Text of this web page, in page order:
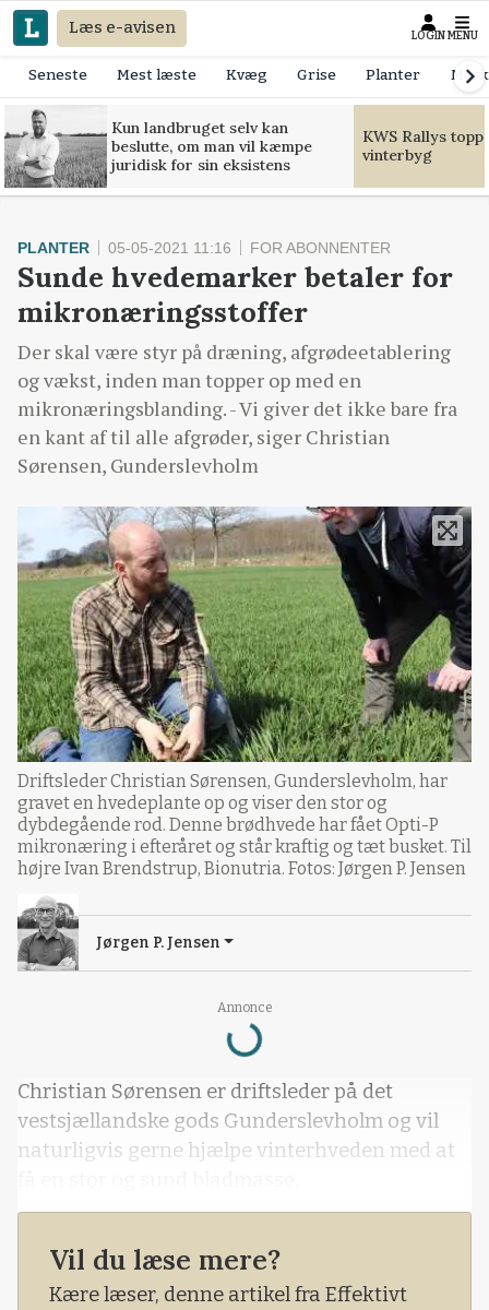
Læs e-avisen LOGIN MENU
Seneste Mest læste Kvæg Grise Planter
Kun landbruget selv kan
beslutte, om man vil kæmpe
juridisk for sin eksistens
KWS Rallys
vinterbyg
Annonce
Loading...
PLANTER 05-05-2021 11:16 FOR ABONNENTER
Sunde hvedemarker betaler for
mikronæringsstoffer
Der skal være styr på dræning, afgrødeetablering
og vækst, inden man topper op med en
mikronæringsblanding. - Vi giver det ikke bare fra
en kant af til alle afgrøder, siger Christian
Sørensen, Gunderslevholm
Driftsleder Christian Sørensen, Gunderslevholm, har
gravet en hvedeplante op og viser den stor og
dybdegående rod. Denne brødhvede har fået Opti-P
mikronæring i efteråret og står kraftig og tæt busket. Til
højre Ivan Brendstrup, Bionutria. Fotos: Jørgen P. Jensen
Jørgen P. Jensen
Christian Sørensen er driftsleder på det
vestsjællandske gods Gunderslevholm og vil
naturligvis gerne hjælpe vinterhveden med at
Vil du læse mere?
Kære læser, denne artikel fra Effektivt